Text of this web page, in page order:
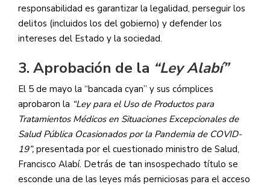
responsabilidad es garantizar la legalidad, perseguir los
delitos (incluidos los del gobierno) y defender los
intereses del Estado y la sociedad.
3. Aprobación de la “Ley Alabí”
El 5 de mayo la “bancada cyan” y sus cómplices
aprobaron la “Ley para el Uso de Productos para
Tratamientos Médicos en Situaciones Excepcionales de
Salud Pública Ocasionados por la Pandemia de COVID-
19”, presentada por el cuestionado ministro de Salud,
Francisco Alabí. Detrás de tan insospechado título se
esconde una de las leyes más perniciosas para el acceso